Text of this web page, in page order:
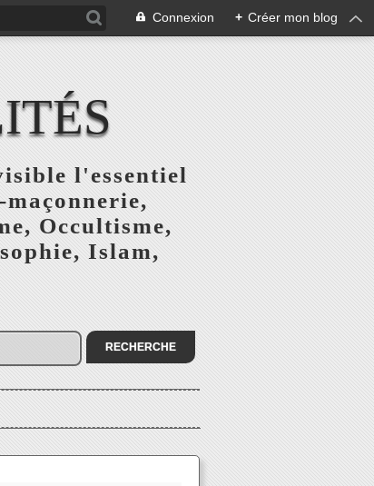
Connexion + Créer mon blog
l'essentiel
Occultisme,
Islam,